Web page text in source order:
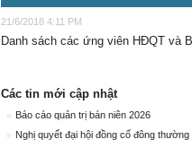
21/6/2018 4:11 PM
Danh sách các ứng viên HĐQT và
Các tin mới cập nhật
Báo cáo quản trị bán niên 2026
Nghị quyết đại hội đồng cổ đông thường